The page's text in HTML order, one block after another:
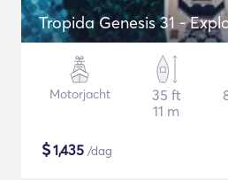
Tropida Genesis 31 -
Motorjacht
35 ft
11 m
$1,435 /dag